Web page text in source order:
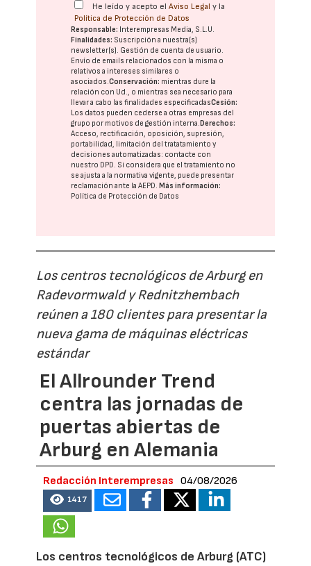
He leído y acepto elAviso Legal y la
Política de Protección de Datos
Responsable: Interempresas Media, S.L.U.
Finalidades: Suscripción a nuestra(s)
newsletter(s). Gestión de cuenta de usuario.
Envío de emails relacionados con la misma o
relativos a intereses similares o
asociados.Conservación: mientras dure la
relación con Ud., o mientras sea necesario para
llevar a cabo las finalidades especificadasCesión:
Los datos pueden cederse a otras empresas del
grupo por motivos de gestión interna.Derechos:
Acceso, rectificación, oposición, supresión,
portabilidad, limitación del tratatamiento y
decisiones automatizadas: contacte con
nuestro DPD. Si considera que el tratamiento no
se ajusta a la normativa vigente, puede presentar
reclamación ante laAEPD.Más información:
Política de Protección de Datos
Los centros tecnológicos de Arburg en
Radevormwald y Rednitzhembach
reúnen a 180 clientes para presentar la
nueva gama de máquinas eléctricas
estándar
El Allrounder Trend
centra las jornadas de
puertas abiertas de
Arburg en Alemania
Redacción Interempresas 04/08/2026
1417
Los centros tecnológicos de Arburg (ATC)